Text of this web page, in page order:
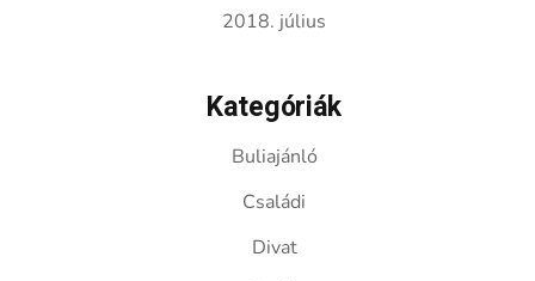
2018. július
Kategóriák
Buliajánló
Családi
Divat